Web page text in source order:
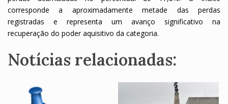
corresponde a aproximadamente metade das perdas
registradas e representa um avanço significativo na
recuperação do poder aquisitivo da categoria.
Notícias relacionadas: